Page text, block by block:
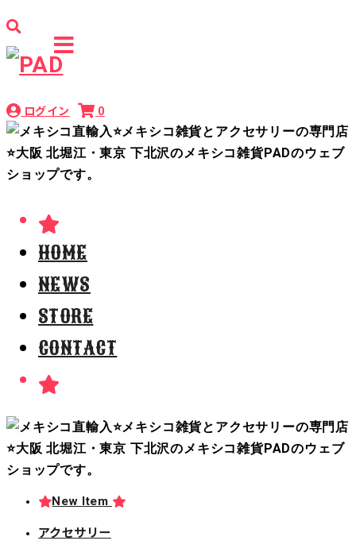
ログイン 0
HOME
NEWS
STORE
CONTACT
New Item
アクセサリー